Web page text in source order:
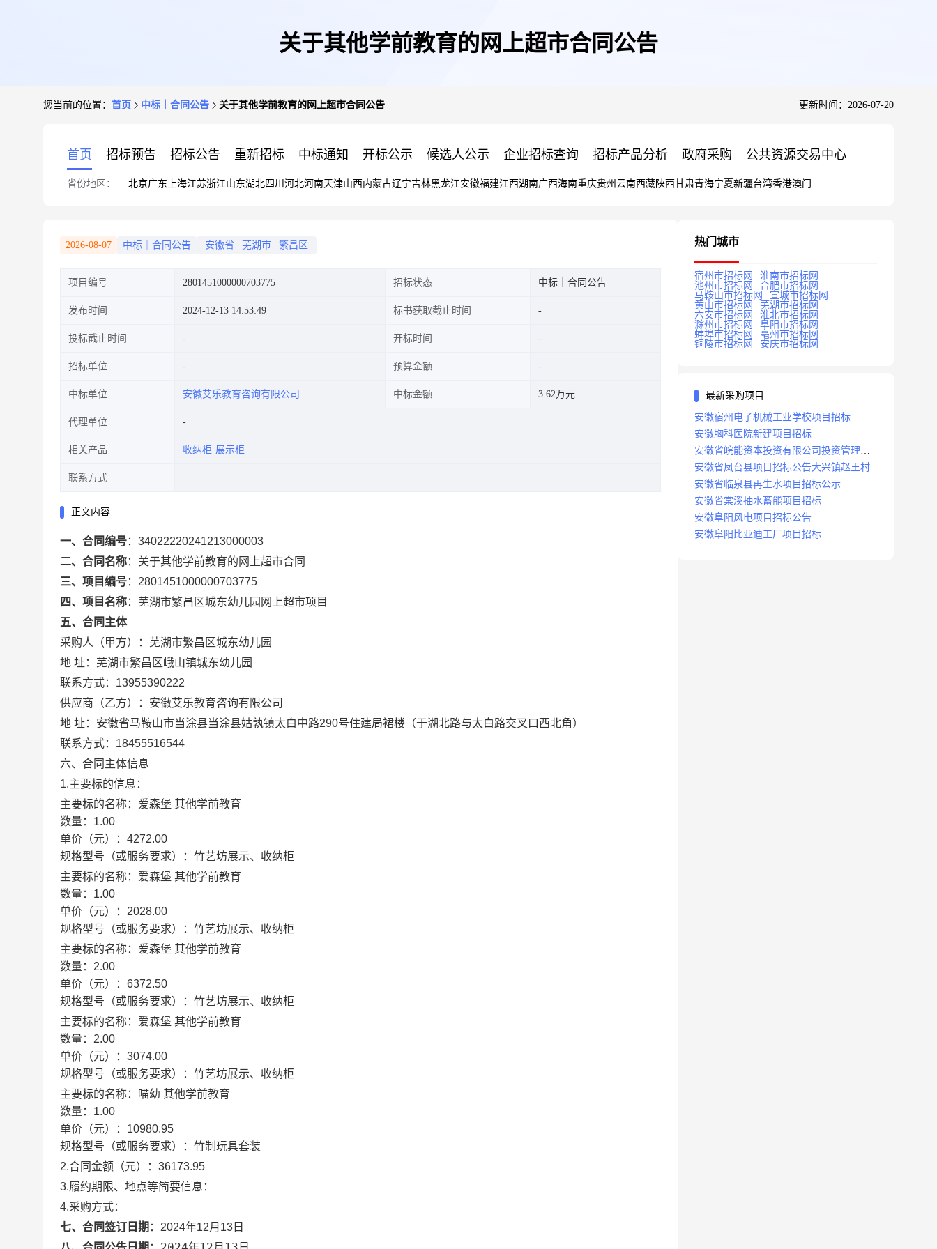
关于其他学前教育的网上超市合同公告
您当前的位置： 首页 中标｜合同公告 关于其他学前教育的网上超市合同公告 更新时间：2026-07-20
首页 招标预告 招标公告 重新招标 中标通知 开标公示 候选人公示 企业招标查询 招标产品分析 政府采购 公共资源交易中心
省份地区： 北京广东 上海江苏浙江山东湖北四川 河北河南天津山西内蒙古辽宁吉林黑龙江安徽福建江西湖南广西海南重庆贵州 云南西藏陕西甘肃青海宁夏新疆台湾香港澳门
2026-08-07 中标｜合同公告 安徽省 芜湖市 繁昌区
项目编号 2801451000000703775 招标状态 中标｜合同公告
发布时间 2024-12-13 14:53:49 标书获取截止时间
投标截止时间 开标时间
招标单位 预算金额
中标单位 安徽艾乐教育咨询有限公司 中标金额 3.62万元
代理单位
相关产品 收纳柜 展示柜
联系方式
正文内容
一、合同编号： 34022220241213000003
二、合同名称： 关于其他学前教育的网上超市合同
三、项目编号： 2801451000000703775
四、项目名称： 芜湖市繁昌区城东幼儿园网上超市项目
五、合同主体
采购人（甲方）： 芜湖市繁昌区城东幼儿园
地 址： 芜湖市繁昌区峨山镇城东幼儿园
联系方式： 13955390222
供应商（乙方）： 安徽艾乐教育咨询有限公司
地 址： 安徽省马鞍山市当涂县当涂县姑孰镇太白中路290号住建局裙楼（于湖北路与太白路交叉口西北角）
联系方式： 18455516544
六、合同主体信息
1.主要标的信息：
主要标的名称： 爱森堡 其他学前教育
数量： 1.00
单价（元）： 4272.00
规格型号（或服务要求）： 竹艺坊展示、收纳柜
主要标的名称： 爱森堡 其他学前教育
数量： 1.00
单价（元）： 2028.00
规格型号（或服务要求）： 竹艺坊展示、收纳柜
主要标的名称： 爱森堡 其他学前教育
数量： 2.00
单价（元）： 6372.50
规格型号（或服务要求）： 竹艺坊展示、收纳柜
主要标的名称： 爱森堡 其他学前教育
数量： 2.00
单价（元）： 3074.00
规格型号（或服务要求）： 竹艺坊展示、收纳柜
主要标的名称：
喵幼 其他学前教育
数量： 1.00
单价（元）： 10980.95
规格型号（或服务要求）： 竹制玩具套装
2.合同金额（元）： 36173.95
3.履约期限、地点等简要信息：
4.采购方式：
七、合同签订日期 ： 2024年12月13日
热门城市
宿州市招标网
淮南市招标网
池州市招标网
合肥市招标网
马鞍山市招标网
宣城市招标网
黄山市招标网
芜湖市招标网
六安市招标网
淮北市招标网
滁州市招标网
阜阳市招标网
蚌埠市招标网
亳州市招标网
铜陵市招标网
安庆市招标网
最新采购项目
安徽宿州电子机械工业学校项目招标
安徽胸科医院新建项目招标
安徽省皖能资本投资有限公司投资管理系
统建设项目招标
安徽省凤台县项目招标公告大兴镇赵王村
安徽省临泉县再生水项目招标公示
安徽省棠溪抽水蓄能项目招标
安徽阜阳风电项目招标公告
安徽阜阳比亚迪工厂项目招标